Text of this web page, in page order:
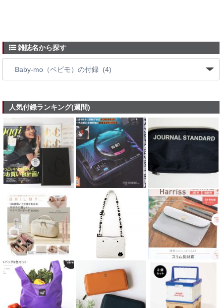
雑誌名から探す
人気付録ランキング(週間)